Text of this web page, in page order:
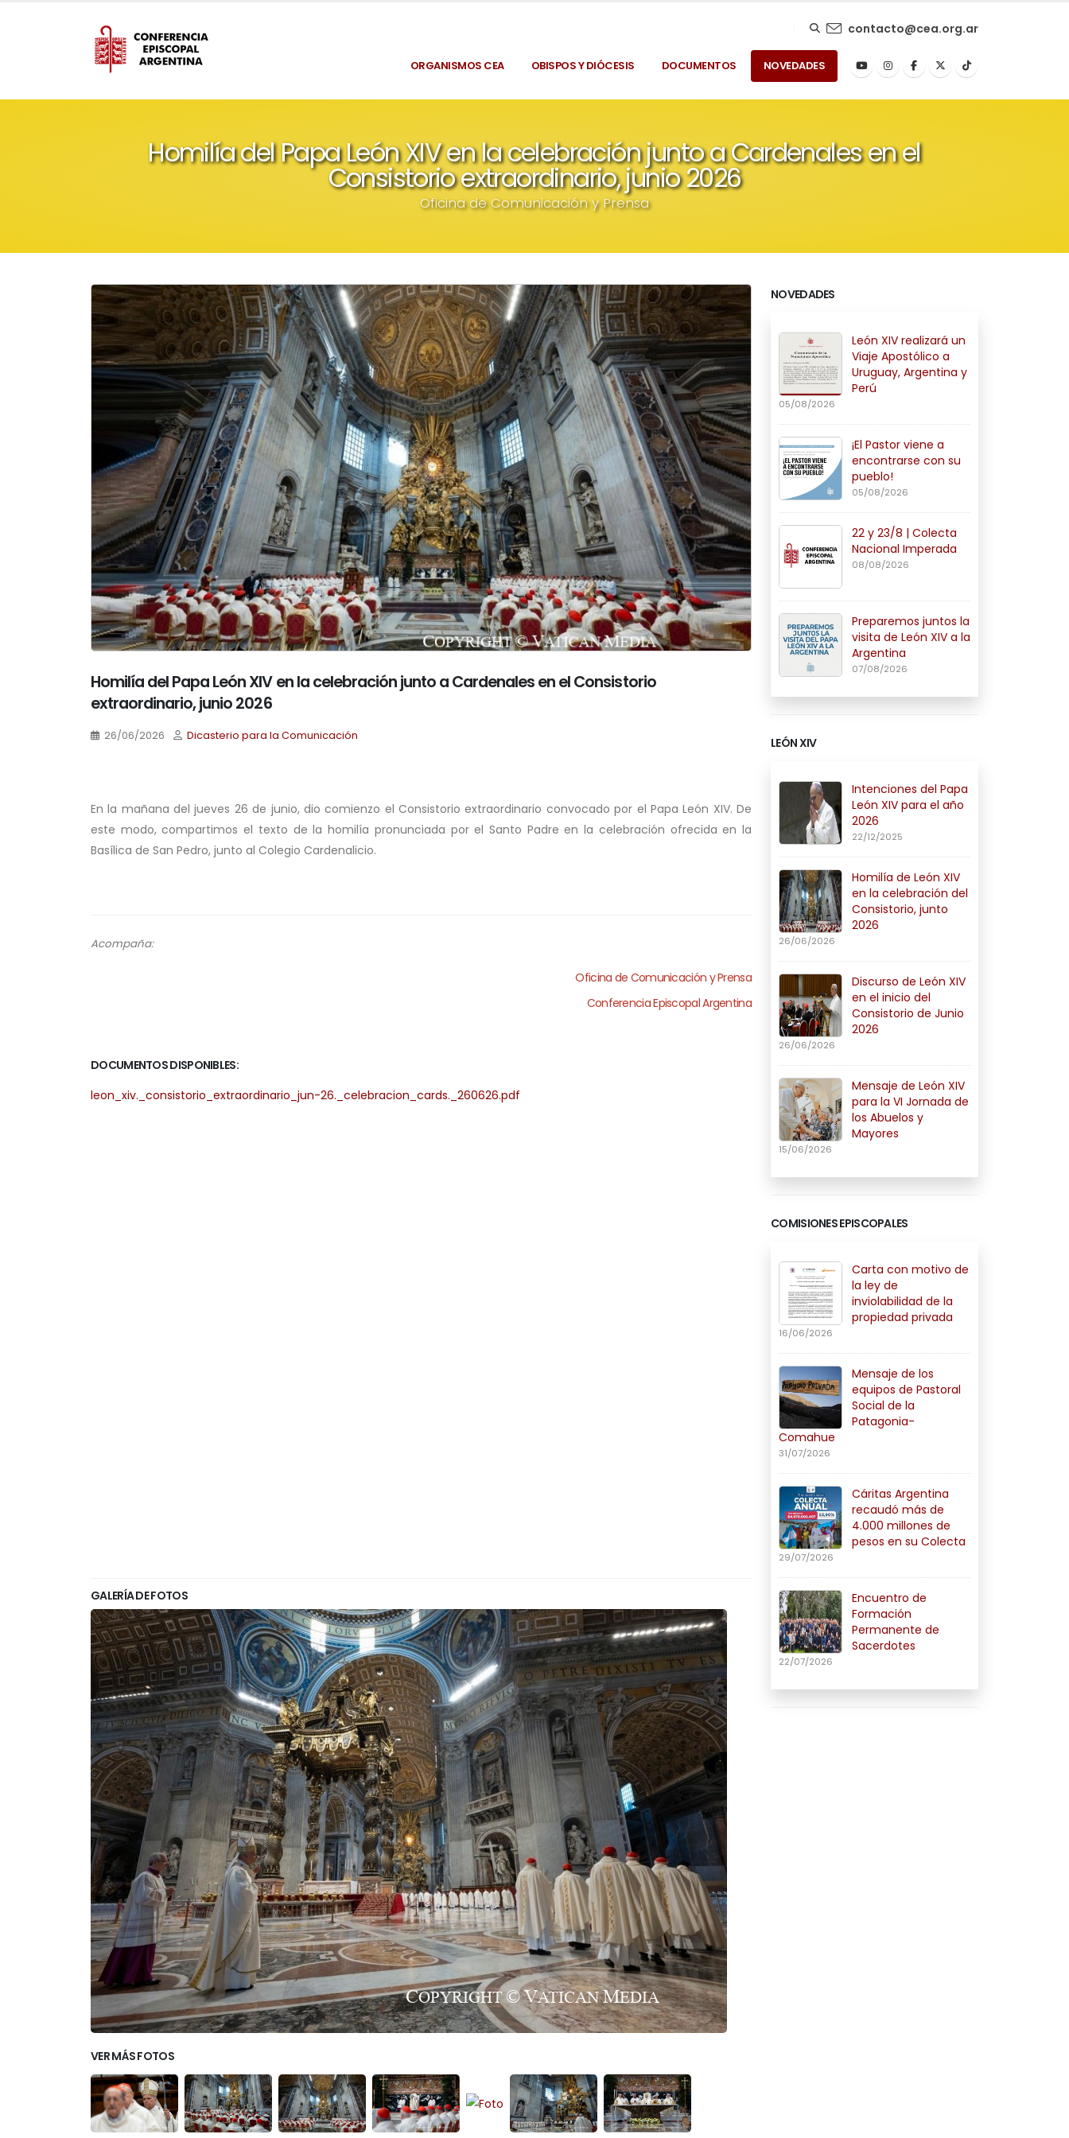
contacto@cea.org.ar
ORGANISMOS CEA OBISPOS Y DIÓCESIS DOCUMENTOS NOVEDADES
Homilía del Papa León XIV en la celebración junto a Cardenales en el
Consistorio extraordinario, junio 2026
Oficina de Comunicación y Prensa
NOVEDADES
León XIV realizará un
Viaje Apostólico a
Uruguay, Argentina y
Perú
05/08/2026
¡El Pastor viene a
encontrarse con su
pueblo!
05/08/2026
22 y 23/8 | Colecta
Nacional Imperada
08/08/2026
Preparemos juntos la
visita de León XIV a la
Argentina
07/08/2026
LEÓN XIV
Intenciones del Papa
León XIV para el año
2026
22/12/2025
Homilía de León XIV
en la celebración del
Consistorio, junto
2026
26/06/2026
Discurso de León XIV
en el inicio del
Consistorio de Junio
2026
26/06/2026
Mensaje de León XIV
para la VI Jornada de
los Abuelos y
Mayores
15/06/2026
COMISIONES EPISCOPALES
Carta con motivo de
la ley de
inviolabilidad de la
propiedad privada
16/06/2026
Mensaje de los
equipos de Pastoral
Social de la
Patagonia-
Comahue
31/07/2026
Cáritas Argentina
recaudó más de
4.000 millones de
pesos en su Colecta
29/07/2026
Encuentro de
Formación
Permanente de
Sacerdotes
22/07/2026
Homilía del Papa León XIV en la celebración junto a Cardenales en el Consistorio
extraordinario, junio 2026
26/06/2026 Dicasterio para la Comunicación
En la mañana del jueves 26 de junio, dio comienzo el Consistorio extraordinario convocado por el Papa León XIV. De
este modo, compartimos el texto de la homilía pronunciada por el Santo Padre en la celebración ofrecida en la
Basílica de San Pedro, junto al Colegio Cardenalicio.
Acompaña:
Oficina de Comunicación y Prensa
Conferencia Episcopal Argentina
DOCUMENTOS DISPONIBLES:
leon_xiv._consistorio_extraordinario_jun-26._celebracion_cards._260626.pdf
GALERÍA DE FOTOS
VER MÁS FOTOS